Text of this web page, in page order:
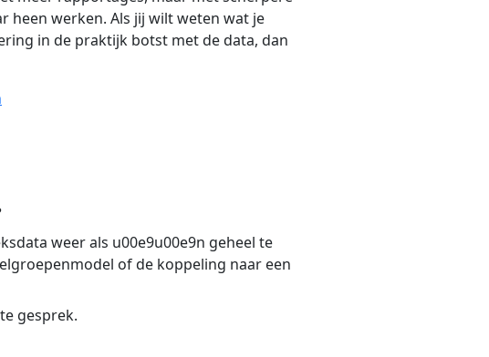
heen werken. Als jij wilt weten wat je
in de praktijk botst met de data, dan
weer als u00e9u00e9n geheel te
of de koppeling naar een
gesprek.